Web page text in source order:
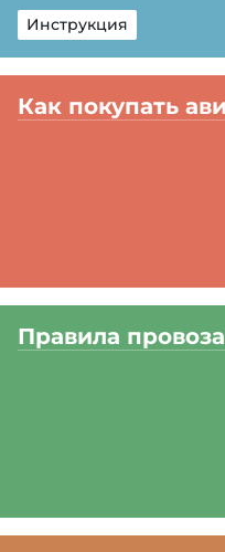
Инструкция
Как покупать
Правила